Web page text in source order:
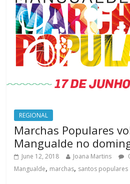
REGIONAL
Marchas Populares
Mangualde no
June 12, 2018 Joana Martins
Mangualde, marchas, santos populares